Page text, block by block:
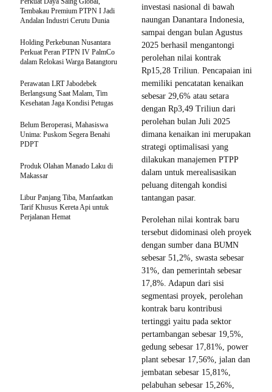
investasi nasional di bawah
naungan Danantara Indonesia,
sampai dengan bulan Agustus
2025 berhasil mengantongi
perolehan nilai kontrak
Rp15,28 Triliun. Pencapaian ini
memiliki pencatatan kenaikan
sebesar 29,6% atau setara
dengan Rp3,49 Triliun dari
perolehan bulan Juli 2025
dimana kenaikan ini merupakan
strategi optimalisasi yang
dilakukan manajemen PTPP
dalam untuk merealisasikan
peluang ditengah kondisi
tantangan pasar.
Perolehan nilai kontrak baru
tersebut didominasi oleh proyek
dengan sumber dana BUMN
sebesar 51,2%, swasta sebesar
31%, dan pemerintah sebesar
17,8%. Adapun dari sisi
segmentasi proyek, perolehan
kontrak baru kontribusi
tertinggi yaitu pada sektor
pertambangan sebesar 19,5%,
gedung sebesar 17,81%, power
plant sebesar 17,56%, jalan dan
jembatan sebesar 15,81%,
pelabuhan sebesar 15,26%,
Tembakau Premium PTPN I Jadi
Andalan Industri Cerutu Dunia
Holding Perkebunan Nusantara
Perkuat Peran PTPN IV PalmCo
dalam Relokasi Warga Batangtoru
Perawatan LRT Jabodebek
Berlangsung Saat Malam, Tim
Kesehatan Jaga Kondisi Petugas
Belum Beroperasi, Mahasiswa
Unima: Puskom Segera Benahi
PDPT
Produk Olahan Manado Laku di
Makassar
Libur Panjang Tiba, Manfaatkan
Tarif Khusus Kereta Api untuk
Perjalanan Hemat